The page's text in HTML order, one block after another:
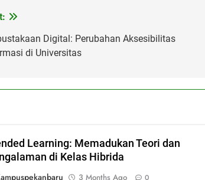
Digital: Perubahan Aksesibilitas
di Universitas
Learning: Memadukan Teori dan
di Kelas Hibrida
3 Months Ago 0